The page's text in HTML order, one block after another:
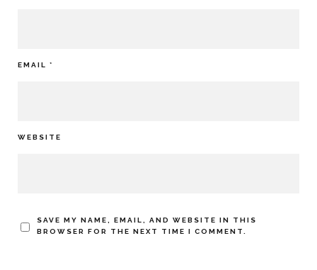
EMAIL *
WEBSITE
SAVE MY NAME, EMAIL, AND WEBSITE IN THIS
BROWSER FOR THE NEXT TIME I COMMENT.